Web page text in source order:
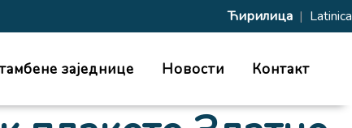
Ћирилица | Latinica
заједнице Новости Контакт